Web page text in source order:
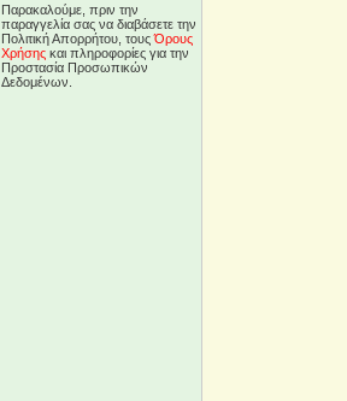
Παρακαλούμε, πριν την
παραγγελία σας να διαβάσετε την
Πολιτική Απορρήτου, τουςΌρους
Χρήσηςκαι πληροφορίες για την
Προστασία Προσωπικών
Δεδομένων.